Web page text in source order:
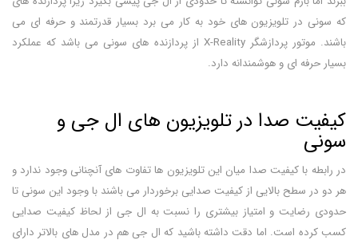
که سونی در تلویزیون های خود به کار می برد بسیار قدرتمند و حرفه ای می
باشند. موتور پردازشگر X-Reality از پردازنده های سونی می باشد که عملکرد
بسیار حرفه ای و هوشمندانه دارد.
کیفیت صدا در تلویزیون های ال جی و
سونی
در رابطه با کیفیت صدا میان این تلویزیون ها تفاوت های آنچنانی وجود ندارد و
هر دو در سطح بالایی از کیفیت صدایی برخوردار می باشند با وجود این سونی تا
حدودی رضایت و امتیاز بیشتری را نسبت به ال جی از لحاظ کیفیت صدایی
کسب کرده است. اما دقت داشته باشید که ال جی هم در مدل های بالاتر دارای